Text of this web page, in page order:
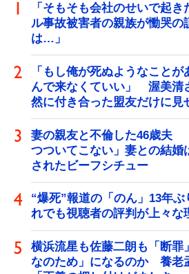
「そもそも会社のせいで起
ル事故被害者の親族が慟哭
は…」
「もし俺が死ぬようなこと
んで来なくていい」 渥美清
然に付き合った盟友だけに見
妻の親友と不倫した46歳夫
つついてこない」妻との結婚
されたビーフシチュー
“爆死”報道の「のん」13年
れでも視聴者の評判が上々な
横浜流星も佐藤二朗も「断罪
なのため」になるのか 養老